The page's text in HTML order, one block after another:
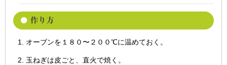
オーブンを１８０〜２００℃に温めておく。
玉ねぎは皮ごと、直火で焼く。